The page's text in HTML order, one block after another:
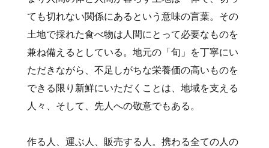
ても切れない関係にあるという意味の言葉。その
土地で採れた食べ物は人間にとって必要なものを
兼ね備えるとしている。地元の「旬」を丁寧にい
ただきながら、不足しがちな栄養価の高いものを
できる限り新鮮にいただくことは、地域を支える
人々、そして、先人への敬意でもある。
作る人、運ぶ人、販売する人。携わる全ての人の